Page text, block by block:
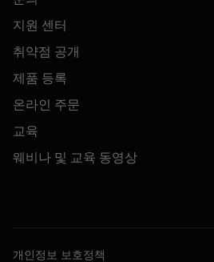
지원 센터
취약점 공개
제품 등록
온라인 주문
교육
웨비나 및 교육 동영상
개인정보 보호정책